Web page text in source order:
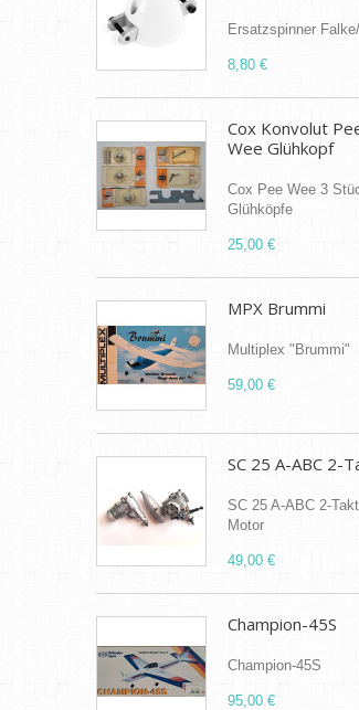
Ersatzspinner
8,80 €
Cox Konvolut
Wee Glühkopf
Cox Pee Wee 3
Glühköpfe
25,00 €
MPX Brummi
Multiplex "Brummi"
59,00 €
SC 25 A-ABC 2-
SC 25 A-ABC 2-Takt
Motor
49,00 €
Champion-45S
Champion-45S
95,00 €